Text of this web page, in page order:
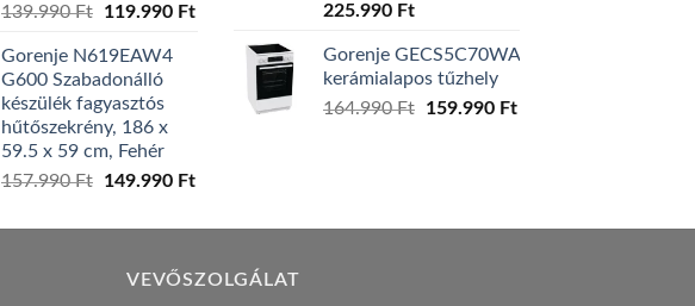
139.990Ft
Original
was:
139.990 Ft.
119.990 FtCurrent
119.990 Ft.
Gorenje N619EAW4
G600 Szabadonálló
készülék fagyasztós
hűtőszekrény, 186 x
59.5 x 59 cm, Fehér
157.990Ft
Original
was:
149.990 FtCurrent
is:
225.990 Ft
Gorenje GECS5C70WA
kerámialapos tűzhely
164.990Ft
Original
159.990 FtCurrent
VEVŐSZOLGÁLAT